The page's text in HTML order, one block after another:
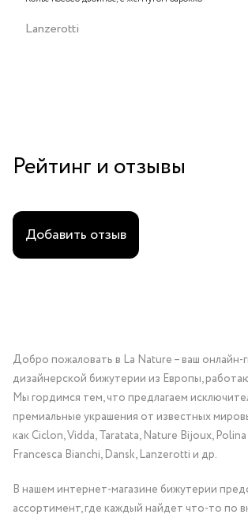
Lanzerotti
Рейтинг и отзывы
Добавить отзыв
Добро пожаловать в La Nature – ваш онлайн-
дизайнерской бижутерии из Европы,
Мы гордимся тем, что предлагаем
премиальные украшения от известных
как Ciclon, Vidda, Taratata, Nature Bijoux,
Francesca Bianchi, Dansk, Lanzerotti и др.
В нашем интернет-магазине бижутерии
ассортимент, где каждый найдет что-то по